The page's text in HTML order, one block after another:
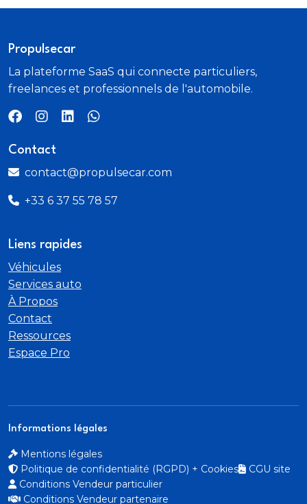
Propulsecar
La plateforme SaaS qui connecte particuliers,
freelances et professionnels de l'automobile.
Contact
contact@propulsecar.com
+33 6 37 55 78 57
Liens rapides
Véhicules
Services auto
À Propos
Contact
Ressources
Espace Pro
Informations légales
Mentions légales
Politique de confidentialité (RGPD) + Cookies
CGU site
Conditions Vendeur particulier
Conditions Vendeur partenaire